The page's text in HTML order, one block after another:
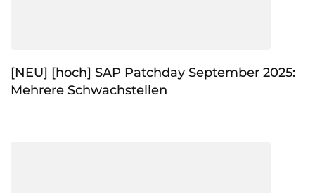
[NEU] [hoch] SAP Patchday September 2025:
Mehrere Schwachstellen